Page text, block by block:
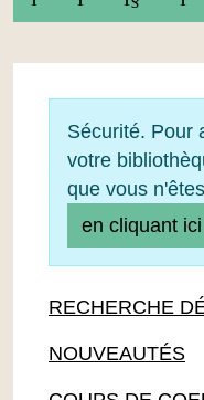
Sécurité. Pour
votre
que vous
en cliquant ici
RECHERCHE
NOUVEAUTÉS